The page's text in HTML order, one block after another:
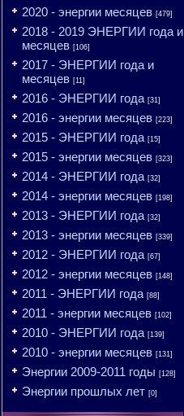
2020 - энергии месяцев [479]
2018 - 2019 ЭНЕРГИИ года и
месяцев [106]
2017 - ЭНЕРГИИ года и
месяцев [11]
2016 - ЭНЕРГИИ года [31]
2016 - энергии месяцев [223]
2015 - ЭНЕРГИИ года [15]
2015 - энергии месяцев [323]
2014 - ЭНЕРГИИ года [32]
2014 - энергии месяцев [198]
2013 - ЭНЕРГИИ года [32]
2013 - энергии месяцев [339]
2012 - ЭНЕРГИИ года [67]
2012 - энергии месяцев [148]
2011 - ЭНЕРГИИ года [88]
2011 - энергии месяцев [102]
2010 - ЭНЕРГИИ года [139]
2010 - энергии месяцев [131]
Энергии 2009-2011 годы [128]
Энергии прошлых лет [0]